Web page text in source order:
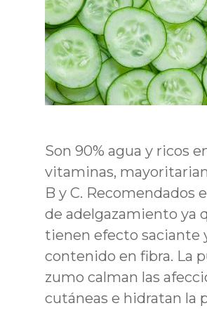
Son 90% agua y ricos
vitaminas,
B y C. Recomendados
de adelgazamiento ya
tienen efecto saciante
contenido en fibra. La
zumo calman las
cutáneas e hidratan la